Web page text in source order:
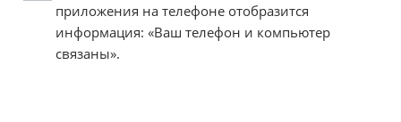
приложения на телефоне отобразится
информация: «Ваш телефон и компьютер
связаны».